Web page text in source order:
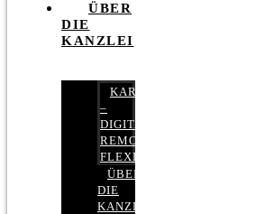
ÜBER
DIE
KANZLEI
KARRIERE
–
DIGITAL,
REMOTE,
FLEXIBEL
ÜBER
DIE
KANZLEI